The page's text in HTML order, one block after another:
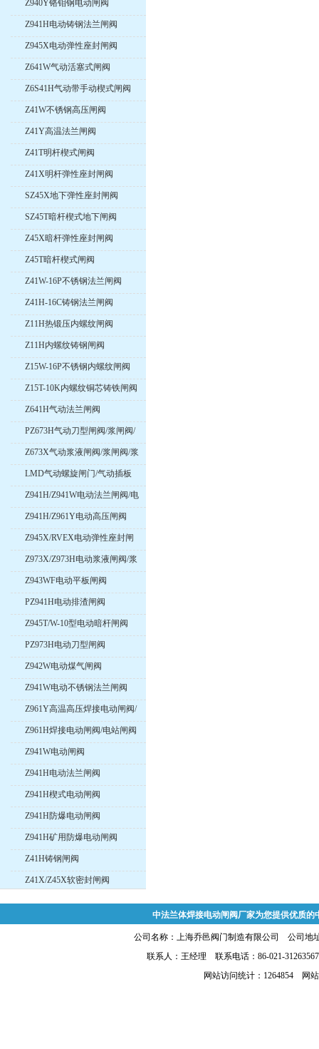
Z940Y铬钼钢电动闸阀
Z941H电动铸钢法兰闸阀
Z945X电动弹性座封闸阀
Z641W气动活塞式闸阀
Z6S41H气动带手动楔式闸阀
Z41W不锈钢高压闸阀
Z41Y高温法兰闸阀
Z41T明杆楔式闸阀
Z41X明杆弹性座封闸阀
SZ45X地下弹性座封闸阀
SZ45T暗杆楔式地下闸阀
Z45X暗杆弹性座封闸阀
Z45T暗杆楔式闸阀
Z41W-16P不锈钢法兰闸阀
Z41H-16C铸钢法兰闸阀
Z11H热锻压内螺纹闸阀
Z11H内螺纹铸钢闸阀
Z15W-16P不锈钢内螺纹闸阀
Z15T-10K内螺纹铜芯铸铁闸阀
Z641H气动法兰闸阀
PZ673H气动刀型闸阀/浆闸阀/
浆液阀
Z673X气动浆液闸阀/浆闸阀/浆
液阀
LMD气动螺旋闸门/气动插板
阀
Z941H/Z941W电动法兰闸阀/电
动不锈钢闸阀/电动楔式闸阀
Z941H/Z961Y电动高压闸阀
Z945X/RVEX电动弹性座封闸
阀
Z973X/Z973H电动浆液闸阀/浆
闸阀/浆液阀
Z943WF电动平板闸阀
PZ941H电动排渣闸阀
Z945T/W-10型电动暗杆闸阀
PZ973H电动刀型闸阀
Z942W电动煤气闸阀
Z941W电动不锈钢法兰闸阀
Z961Y高温高压焊接电动闸阀/
电站闸阀
Z961H焊接电动闸阀/电站闸阀
Z941W电动闸阀
Z941H电动法兰闸阀
Z941H楔式电动闸阀
Z941H防爆电动闸阀
Z941H矿用防爆电动闸阀
Z41H铸钢闸阀
Z41X/Z45X软密封闸阀
中法兰体焊接电动闸阀厂家为您提供优质
公司名称：上海乔邑阀门制造有限公司 公司地
联系人：王经理 联系电话：86-021-
网站访问统计：1264854 网